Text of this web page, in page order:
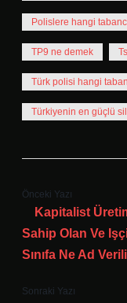
Polislere hangi
TP9 ne demek
Türk polisi hangi
Türkiyenin en güçlü
Önceki Yazı
Kapitalist
Sahip Olan Ve
Sınıfa Ne Ad
Sonraki Yazı